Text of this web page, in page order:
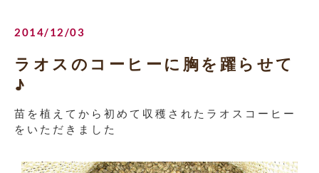
2014/12/03
ラオスのコーヒーに胸を躍らせて
♪
苗を植えてから初めて収穫されたラオスコーヒー
をいただきました